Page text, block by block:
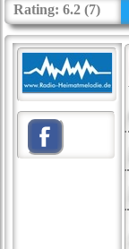
Rating: 6.2 (7)